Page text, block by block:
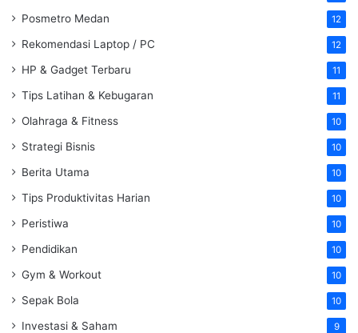
Posmetro Medan 12
Rekomendasi Laptop / PC 12
HP & Gadget Terbaru 11
Tips Latihan & Kebugaran 11
Olahraga & Fitness 10
Strategi Bisnis 10
Berita Utama 10
Tips Produktivitas Harian 10
Peristiwa 10
Pendidikan 10
Gym & Workout 10
Sepak Bola 10
Investasi & Saham 9